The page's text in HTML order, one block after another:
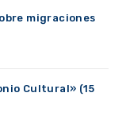
migraciones
Cultural» (15